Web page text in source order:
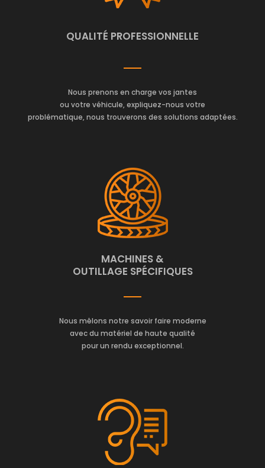
QUALITÉ PROFESSIONNELLE
Nous prenons en charge vos jantes
ou votre véhicule, expliquez-nous votre
problématique, nous trouverons des solutions adaptées.
MACHINES &
OUTILLAGE SPÉCIFIQUES
Nous mêlons notre savoir faire moderne
avec du matériel de haute qualité
pour un rendu exceptionnel.